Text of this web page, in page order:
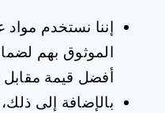
إننا نستخدم مواد
الموثوق بهم
أفضل قيمة مقابل
بالإضافة إلى